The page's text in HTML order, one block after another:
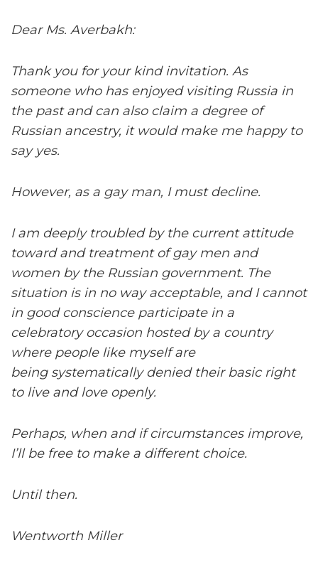
Dear Ms. Averbakh:
Thank you for your kind invitation. As
someone who has enjoyed visiting Russia in
the past and can also claim a degree of
Russian ancestry, it would make me happy to
say yes.
However, as a gay man, I must decline.
I am deeply troubled by the current attitude
toward and treatment of gay men and
women by the Russian government. The
situation is in no way acceptable, and I cannot
in good conscience participate in a
celebratory occasion hosted by a country
where people like myself are
being systematically denied their basic right
to live and love openly.
Perhaps, when and if circumstances improve,
I’ll be free to make a different choice.
Until then.
Wentworth Miller